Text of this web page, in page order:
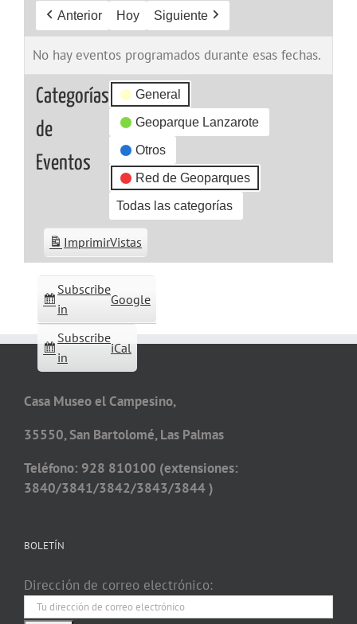
Anterior Hoy Siguiente
No hay eventos programados durante esas fechas.
Categorías
de
Eventos
General
Geoparque Lanzarote
Otros
Red de Geoparques
Todas las categorías
Subscribe
in
Google
Subscribe
in
iCal
ImprimirVistas
Casa Museo el Campesino,
35550, San Bartolomé, Las Palmas
Teléfono: 928 810100 (extensiones:
3840/3841/3842/3843/3844 )
BOLETÍN
Dirección de correo electrónico: